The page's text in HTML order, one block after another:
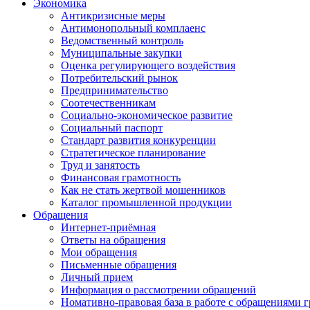
Экономика
Антикризисные меры
Антимонопольный комплаенс
Ведомственный контроль
Муниципальные закупки
Оценка регулирующего воздействия
Потребительский рынок
Предпринимательство
Соотечественникам
Социально-экономическое развитие
Социальный паспорт
Стандарт развития конкуренции
Стратегическое планирование
Труд и занятость
Финансовая грамотность
Как не стать жертвой мошенников
Каталог промышленной продукции
Обращения
Интернет-приёмная
Ответы на обращения
Мои обращения
Письменные обращения
Личный прием
Информация о рассмотрении обращений
Номативно-правовая база в работе с обращениями